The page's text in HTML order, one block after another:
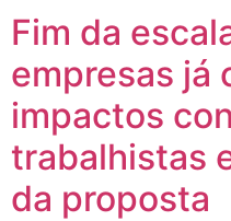
Fim da
empresas já
impactos
trabalhistas
da proposta